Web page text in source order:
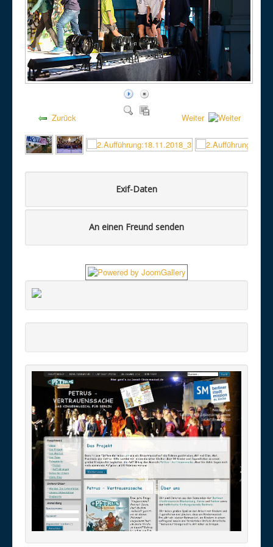
Zurück Weiter
Exif-Daten
An einen Freund senden